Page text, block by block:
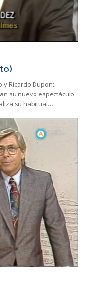
y Ricardo Dupont
su nuevo espectáculo
su habitual…